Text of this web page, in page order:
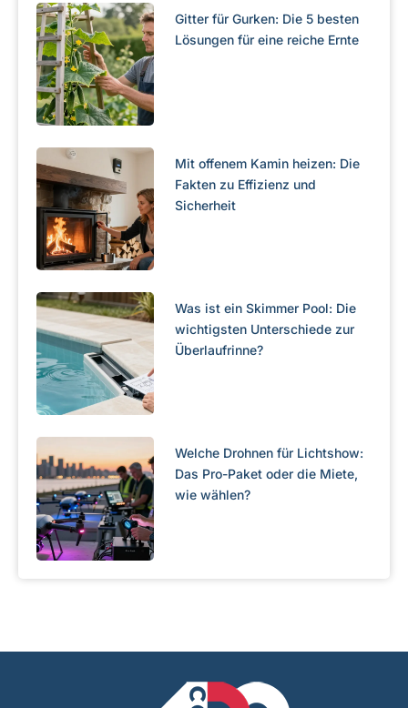
Gitter für Gurken: Die 5 besten
Lösungen für eine reiche Ernte
Mit offenem Kamin heizen: Die
Fakten zu Effizienz und
Sicherheit
Was ist ein Skimmer Pool: Die
wichtigsten Unterschiede zur
Überlaufrinne?
Welche Drohnen für Lichtshow:
Das Pro-Paket oder die Miete,
wie wählen?